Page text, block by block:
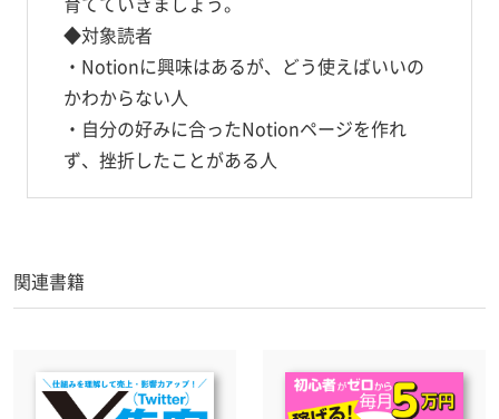
◆対象読者
・Notionに興味はあるが、どう使えばいいの
かわからない人
・自分の好みに合ったNotionページを作れ
ず、挫折したことがある人
関連書籍